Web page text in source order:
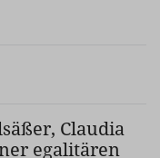
Claudia
egalitären